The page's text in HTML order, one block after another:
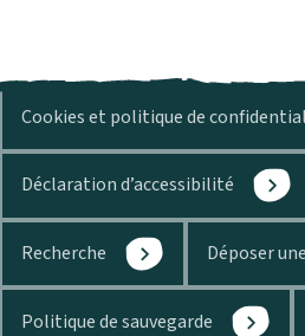
Cookies et politique de
Déclaration d’accessibilité
Recherche Déposer
Politique de sauvegarde